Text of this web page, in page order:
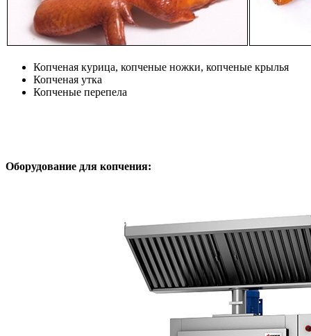
Копченая курица, копченые ножки, копченые крылья
Копченая утка
Копченые перепела
Оборудование для копчения: